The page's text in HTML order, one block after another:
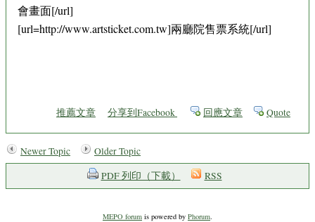
會畫面[/url]
[url=http://www.artsticket.com.tw]兩廳院售票系統[/url]
推薦文章 分享到Facebook 回應文章 Quote
Newer Topic
Older Topic
PDF 列印（下載）
RSS
MEPO forum is powered by Phorum.